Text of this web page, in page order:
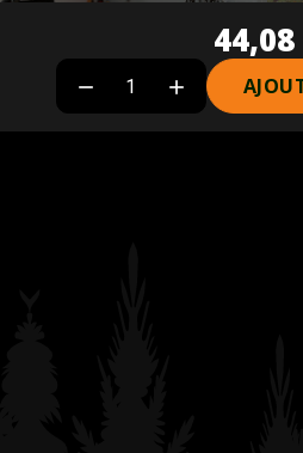
44,08
 
Plus de 40 revendeurs partenaires